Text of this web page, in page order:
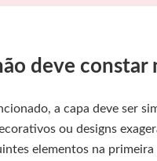
deve constar
a capa deve ser
ou designs
elementos na primeira